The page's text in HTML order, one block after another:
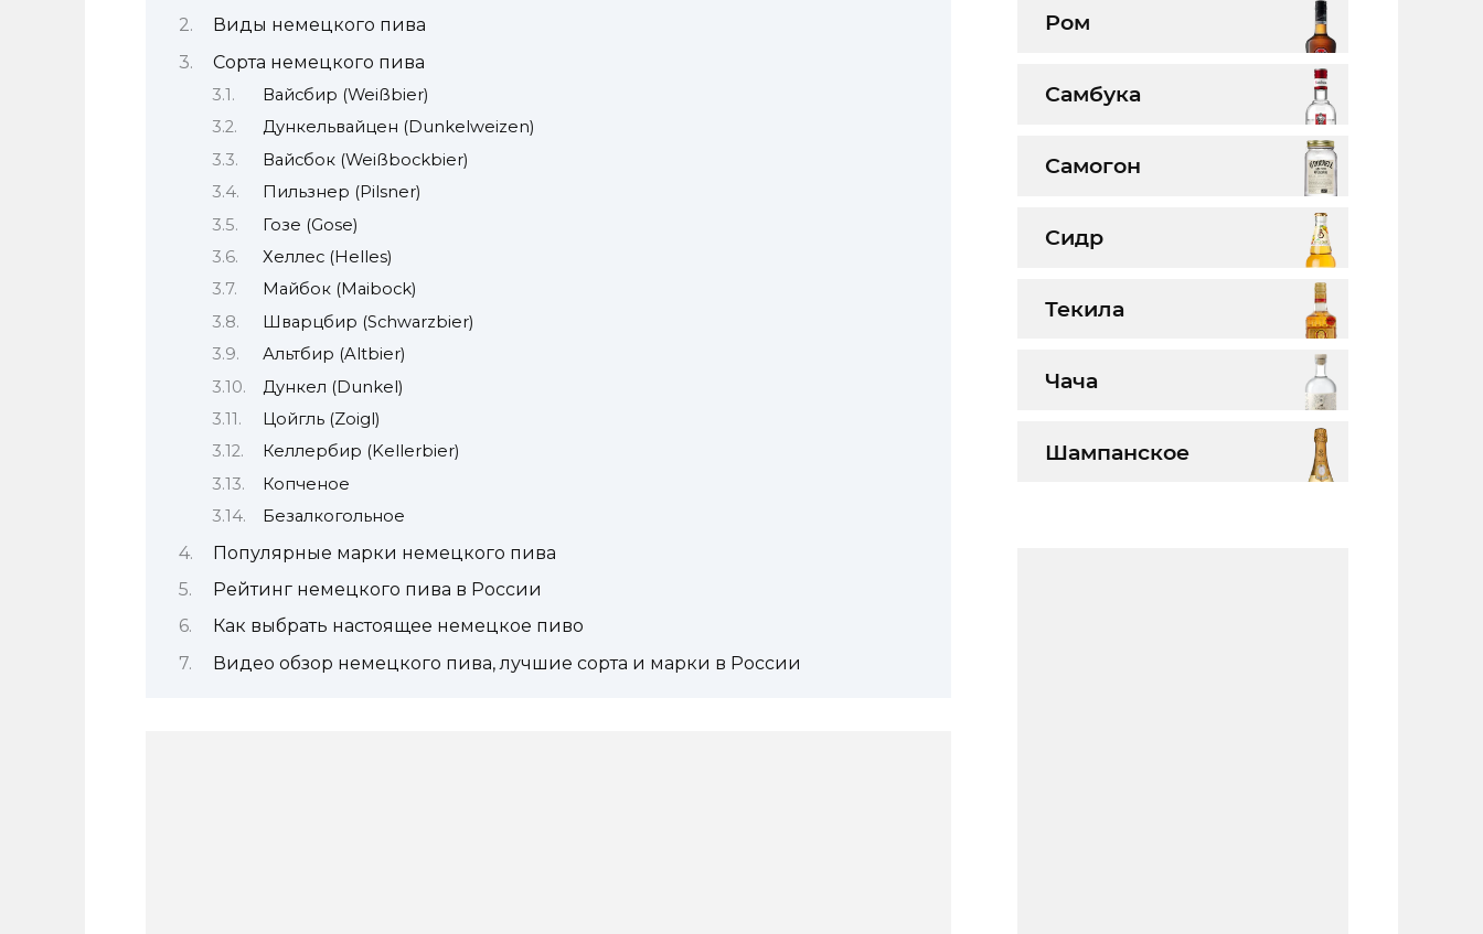
Виды немецкого пива
Сорта немецкого пива
Вайсбир (Weißbier)
Дункельвайцен (Dunkelweizen)
Вайсбок (Weißbockbier)
Пильзнер (Pilsner)
Гозе (Gose)
Хеллес (Helles)
Майбок (Maibock)
Шварцбир (Schwarzbier)
Альтбир (Altbier)
Дункел (Dunkel)
Цойгль (Zoigl)
Келлербир (Kellerbier)
Копченое
Безалкогольное
Популярные марки немецкого пива
Рейтинг немецкого пива в России
Как выбрать настоящее немецкое пиво
Видео обзор немецкого пива, лучшие сорта и марки в России
Ром
Самбука
Самогон
Сидр
Текила
Чача
Шампанское